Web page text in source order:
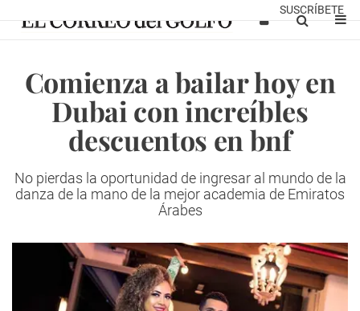
SUSCRÍBETE
Comienza a bailar hoy en
Dubai con increíbles
descuentos en bnf
No pierdas la oportunidad de ingresar al mundo de la
danza de la mano de la mejor academia de Emiratos
Árabes